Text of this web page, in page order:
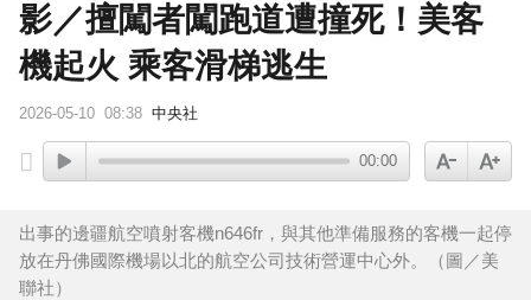
影／擅闖者闖跑道遭撞死！美客
機起火 乘客滑梯逃生
2026-05-10 08:38 中央社
00:00
出事的邊疆航空噴射客機n646fr，與其他準備服務的客機一起停
放在丹佛國際機場以北的航空公司技術營運中心外。（圖／美
聯社）